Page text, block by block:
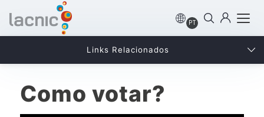
PT
Como votar?
Links Relacionados